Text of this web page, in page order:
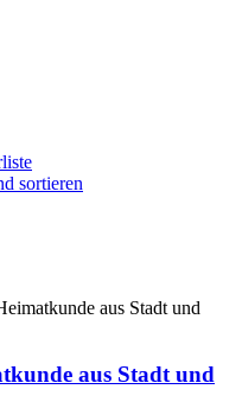
sortieren
aus Stadt und